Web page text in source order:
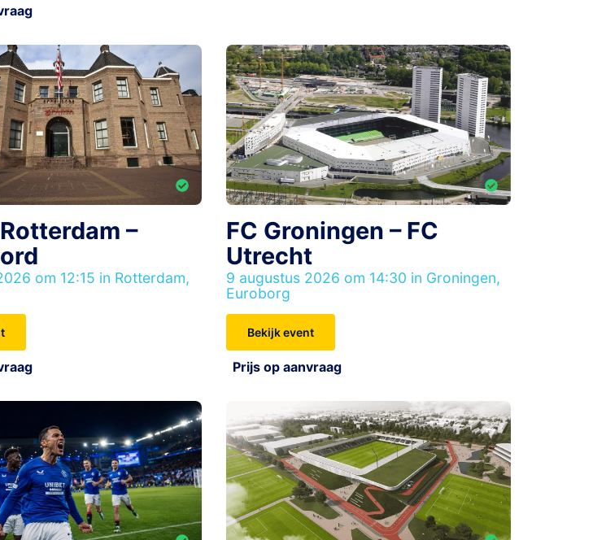
–
om 12:15 in Rotterdam,
FC Groningen – FC
Utrecht
9 augustus 2026 om 14:30 in Groningen,
Euroborg
Bekijk event
Prijs op aanvraag